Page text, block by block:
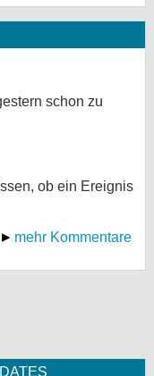
schon zu
ob ein Ereignis
mehr Kommentare